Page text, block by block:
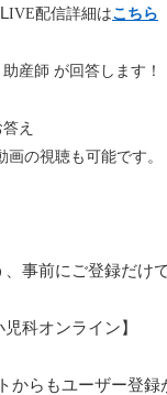
IVE配信詳細はこちら
産師 が回答します！
え
の視聴も可能です。
事前にご登録だけ
オンライン】
らもユーザー登録